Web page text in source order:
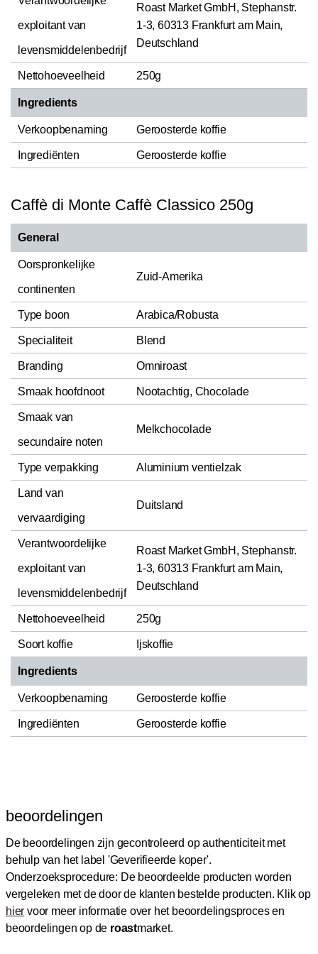
exploitant van
levensmiddelenbedrijf
Roast Market GmbH, Stephanstr.
1-3, 60313 Frankfurt am Main,
Deutschland
Nettohoeveelheid 250g
Ingredients
Verkoopbenaming Geroosterde koffie
Ingrediënten Geroosterde koffie
Caffè di Monte Caffè Classico 250g
General
Oorspronkelijke
continenten
Zuid-Amerika
Type boon Arabica/Robusta
Specialiteit Blend
Branding Omniroast
Smaak hoofdnoot Nootachtig, Chocolade
Smaak van
secundaire noten
Melkchocolade
Type verpakking Aluminium ventielzak
Land van
vervaardiging
Duitsland
Verantwoordelijke
exploitant van
levensmiddelenbedrijf
Roast Market GmbH, Stephanstr.
1-3, 60313 Frankfurt am Main,
Deutschland
Nettohoeveelheid 250g
Soort koffie Ijskoffie
Ingredients
Verkoopbenaming Geroosterde koffie
Ingrediënten Geroosterde koffie
beoordelingen
De beoordelingen zijn gecontroleerd op authenticiteit met
behulp van het label 'Geverifieerde koper'.
Onderzoeksprocedure: De beoordeelde producten worden
vergeleken met de door de klanten bestelde producten. Klik op
hier voor meer informatie over het beoordelingsproces en
beoordelingen op de roastmarket.